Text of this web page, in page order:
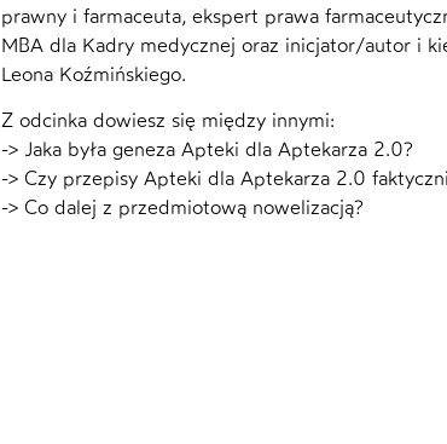
prawny i farmaceuta, ekspert prawa
MBA dla Kadry medycznej oraz inicjator/autor i
Leona Koźmińskiego.
Z odcinka dowiesz się między innymi:
-> Jaka była geneza Apteki dla Aptekarza 2.0?
-> Czy przepisy Apteki dla Aptekarza 2.0
-> Co dalej z przedmiotową nowelizacją?